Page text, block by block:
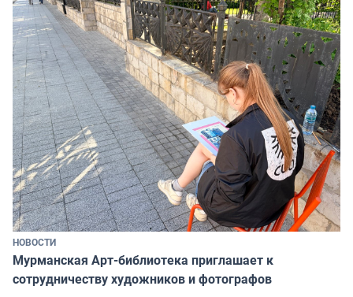
НОВОСТИ
Мурманская Арт-библиотека приглашает к
сотрудничеству художников и фотографов